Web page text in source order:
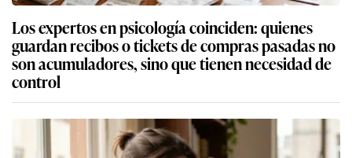
Los expertos en psicología coinciden: quienes
guardan recibos o tickets de compras pasadas no
son acumuladores, sino que tienen necesidad de
control